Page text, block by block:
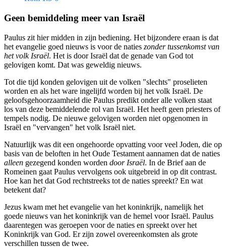
Geen bemiddeling meer van Israël
Paulus zit hier midden in zijn bediening. Het bijzondere eraan is dat
het evangelie goed nieuws is voor de naties zonder tussenkomst van
het volk Israël. Het is door Israël dat de genade van God tot
gelovigen komt. Dat was geweldig nieuws.
Tot die tijd konden gelovigen uit de volken "slechts" proselieten
worden en als het ware ingelijfd worden bij het volk Israël. De
geloofsgehoorzaamheid die Paulus predikt onder alle volken staat
los van deze bemiddelende rol van Israël. Het heeft geen priesters of
tempels nodig. De nieuwe gelovigen worden niet opgenomen in
Israël en "vervangen" het volk Israël niet.
Natuurlijk was dit een ongehoorde opvatting voor veel Joden, die op
basis van de beloften in het Oude Testament aannamen dat de naties
alleen gezegend konden worden door Israël. In de Brief aan de
Romeinen gaat Paulus vervolgens ook uitgebreid in op dit contrast.
Hoe kan het dat God rechtstreeks tot de naties spreekt? En wat
betekent dat?
Jezus kwam met het evangelie van het koninkrijk, namelijk het
goede nieuws van het koninkrijk van de hemel voor Israël. Paulus
daarentegen was geroepen voor de naties en spreekt over het
Koninkrijk van God. Er zijn zowel overeenkomsten als grote
verschillen tussen de twee.